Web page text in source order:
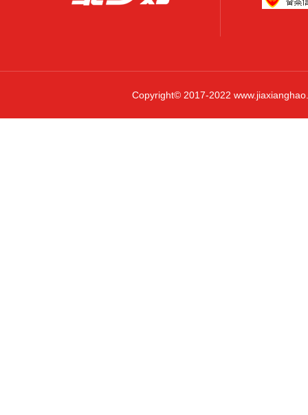
Copyright© 2017-2022